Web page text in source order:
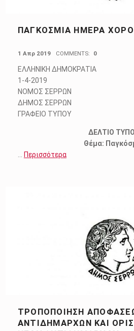
ΠΑΓΚΌΣΜΙΑ ΗΜΈΡΑ
1 Απρ 2019 COMMENTS: 0
ΕΛΛΗΝΙΚΗ
1-4-2019
ΝΟΜΟΣ ΣΕΡΡΩΝ
ΔΗΜΟΣ ΣΕΡΡΩΝ
ΓΡΑΦΕΙΟ ΤΥΠΟΥ
ΔΕΛΤΙΟ
Θέμα:
Περισσότερα
ΤΡΟΠΟΠΟΊΗΣΗ
ΑΝΤΙΔΗΜΆΡΧΩΝ ΚΑΙ